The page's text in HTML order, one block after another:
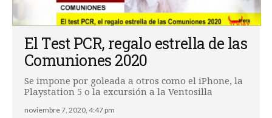
El Test PCR, regalo estrella de las
Comuniones 2020
Se impone por goleada a otros como el iPhone, la
Playstation 5 o la excursión a la Ventosilla
noviembre 7, 2020, 4:47 pm